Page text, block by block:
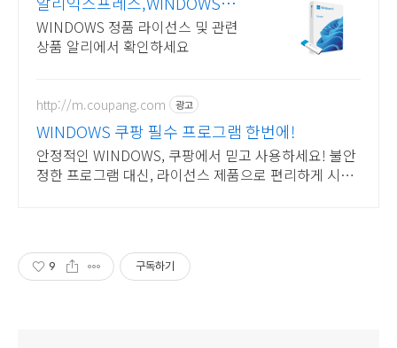
Windows 알리에서!
WINDOWS 정품 라이선스 및 관련
상품 알리에서 확인하세요
http://m.coupang.com 광고
WINDOWS 쿠팡 필수 프로그램 한번에!
안정적인 WINDOWS, 쿠팡에서 믿고 사용하세요! 불안
정한 프로그램 대신, 라이선스 제품으로 편리하게 시작
9 구독하기